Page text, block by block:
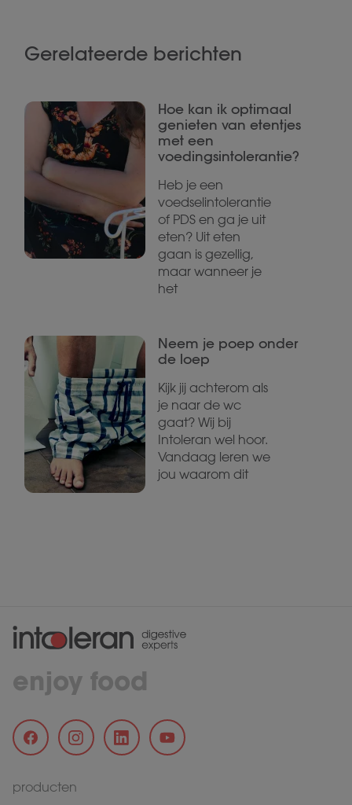
Gerelateerde berichten
Hoe kan ik optimaal
genieten van etentjes
met een
voedingsintolerantie?
Heb je een
voedselintolerantie
of PDS en ga je uit
eten? Uit eten
gaan is gezellig,
maar wanneer je
het
Neem je poep onder
de loep
Kijk jij achterom als
je naar de wc
gaat? Wij bij
Intoleran wel hoor.
Vandaag leren we
jou waarom dit
enjoy food
producten